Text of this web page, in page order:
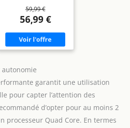
59,99 €
56,99 €
autonomie
garantit une utilisation
pour capter l’attention des
d’opter pour au moins 2
processeur Quad Core. En termes